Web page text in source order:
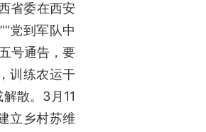
省委在西安
党到军队中
号通告，要
训练农运干
散。3月11
立乡村苏维